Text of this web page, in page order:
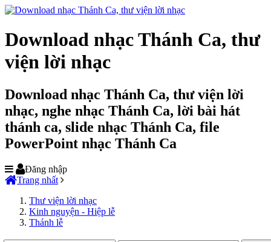
Download nhạc Thánh Ca, thư
viện lời nhạc
Download nhạc Thánh Ca, thư viện lời
nhạc, nghe nhạc Thánh Ca, lời bài hát
thánh ca, slide nhạc Thánh Ca, file
PowerPoint nhạc Thánh Ca
Đăng nhập
Trang nhất
Thư viện lời nhạc
Kinh nguyện - Hiệp lễ
Thánh lễ